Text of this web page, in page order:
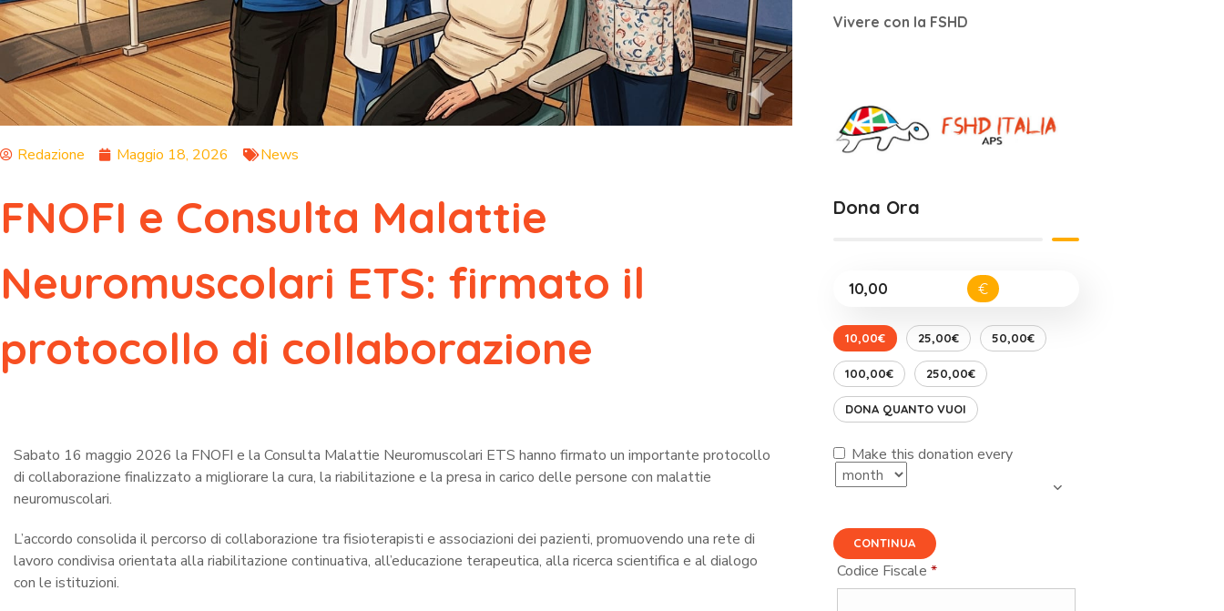
Redazione Maggio 18, 2026 News
FNOFI e Consulta Malattie
Neuromuscolari ETS: firmato il
protocollo di collaborazione
Sabato 16 maggio 2026 la FNOFI e la Consulta Malattie Neuromuscolari ETS hanno firmato un importante protocollo
di collaborazione finalizzato a migliorare la cura, la riabilitazione e la presa in carico delle persone con malattie
neuromuscolari.
L’accordo consolida il percorso di collaborazione tra fisioterapisti e associazioni dei pazienti, promuovendo una rete di
lavoro condivisa orientata alla riabilitazione continuativa, all’educazione terapeutica, alla ricerca scientifica e al dialogo
con le istituzioni.
Vivere con la FSHD
Dona Ora
€
10,00€ 25,00€ 50,00€
100,00€ 250,00€
DONA QUANTO VUOI
Make this donation every
CONTINUA
Codice Fiscale*